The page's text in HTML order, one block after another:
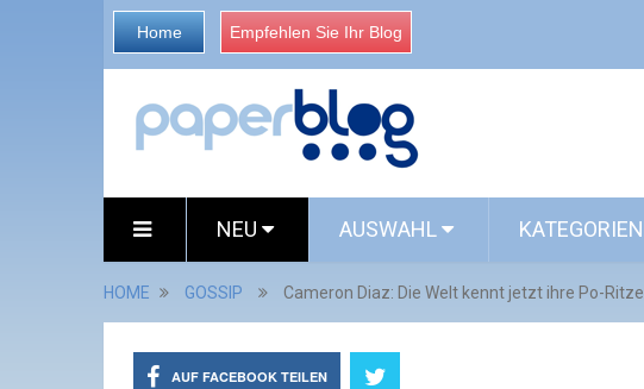
Home Empfehlen Sie Ihr Blog
NEU AUSWAHL KATEGORIEN
HOME GOSSIP Cameron Diaz: Die Welt kennt jetzt ihre Po-Ritze
AUF FACEBOOK TEILEN